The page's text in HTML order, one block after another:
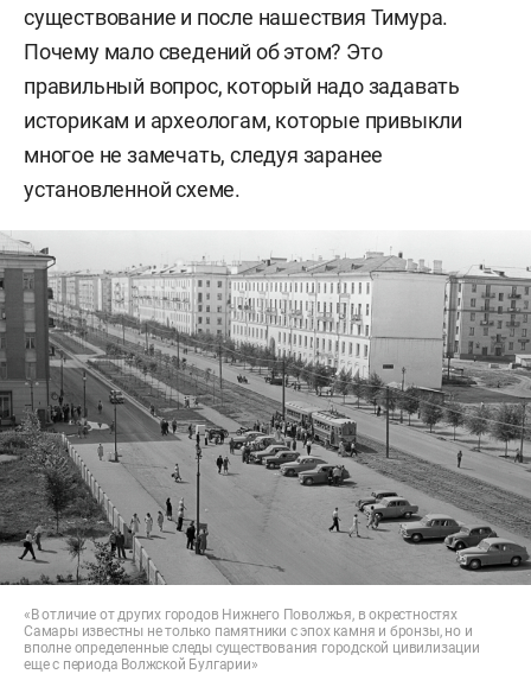
существование и после нашествия Тимура.
Почему мало сведений об этом? Это
правильный вопрос, который надо задавать
историкам и археологам, которые привыкли
многое не замечать, следуя заранее
установленной схеме.
«В отличие от других городов Нижнего Поволжья, в окрестностях
Самары известны не только памятники с эпох камня и бронзы, но и
вполне определенные следы существования городской цивилизации
еще с периода Волжской Булгарии»